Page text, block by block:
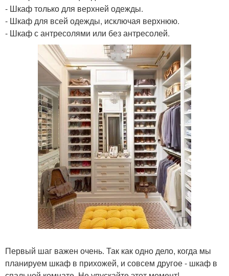
- Шкаф только для верхней одежды.
- Шкаф для всей одежды, исключая верхнюю.
- Шкаф с антресолями или без антресолей.
Первый шаг важен очень. Так как одно дело, когда мы
планируем шкаф в прихожей, и совсем другое - шкаф в